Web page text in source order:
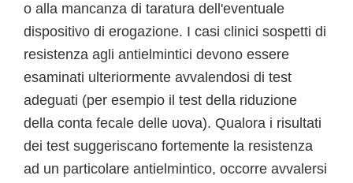
o alla mancanza di taratura dell'eventuale
dispositivo di erogazione. I casi clinici sospetti di
resistenza agli antielmintici devono essere
esaminati ulteriormente avvalendosi di test
adeguati (per esempio il test della riduzione
della conta fecale delle uova). Qualora i risultati
dei test suggeriscano fortemente la resistenza
ad un particolare antielmintico, occorre avvalersi